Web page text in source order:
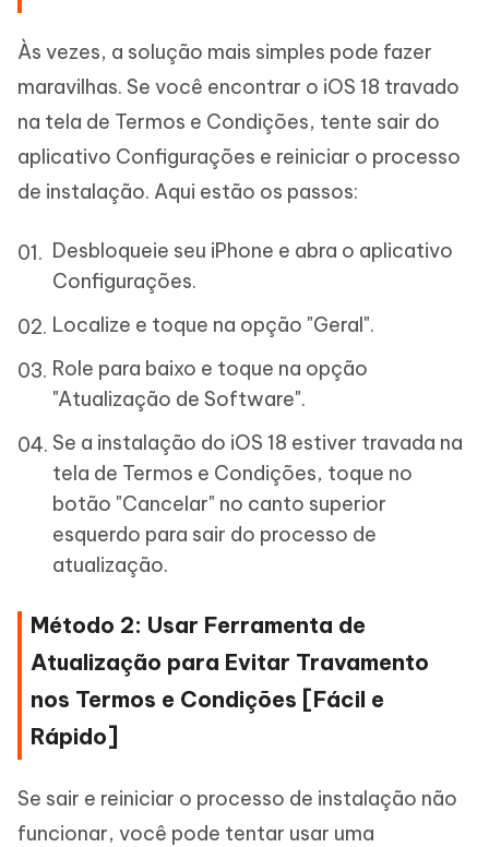
Às vezes, a solução mais simples pode fazer
maravilhas. Se você encontrar o iOS 18 travado
na tela de Termos e Condições, tente sair do
aplicativo Configurações e reiniciar o processo
de instalação. Aqui estão os passos:
Desbloqueie seu iPhone e abra o aplicativo
Configurações.
Localize e toque na opção "Geral".
Role para baixo e toque na opção
"Atualização de Software".
Se a instalação do iOS 18 estiver travada na
tela de Termos e Condições, toque no
botão "Cancelar" no canto superior
esquerdo para sair do processo de
atualização.
Método 2: Usar Ferramenta de
Atualização para Evitar Travamento
nos Termos e Condições [Fácil e
Rápido]
Se sair e reiniciar o processo de instalação não
funcionar, você pode tentar usar uma